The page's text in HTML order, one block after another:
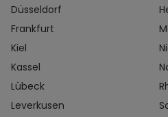
Düsseldorf
Frankfurt
Kiel
Kassel
Lübeck
Leverkusen